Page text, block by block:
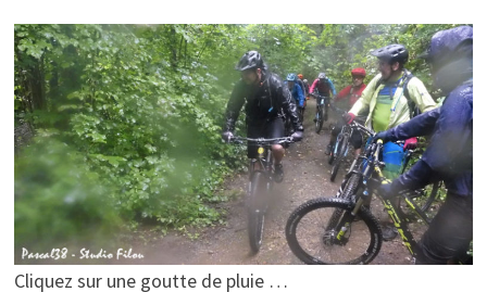
Cliquez sur une goutte de pluie …